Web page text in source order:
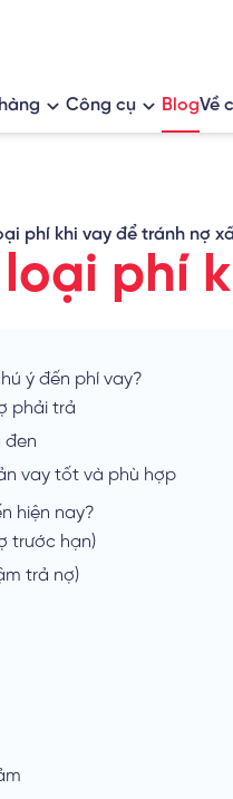
bay
Công cụ
Tính lãi tiết kiệm
Tỷ giá ngoại tệ
BlogVề
phí khi vay để tránh nợ
phí
ý đến phí vay?
phải trả
đen
vay tốt và phù hợp
hiện nay?
trước hạn)
trả nợ)